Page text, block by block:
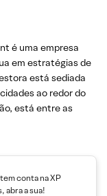
é uma empresa
em estratégias de
está sediada
ao redor do
está entre as
conta na XP
abra a sua!